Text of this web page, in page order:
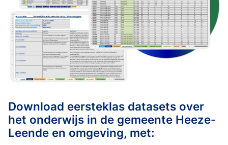
Download eersteklas datasets over
het onderwijs in de gemeente Heeze-
Leende en omgeving, met: